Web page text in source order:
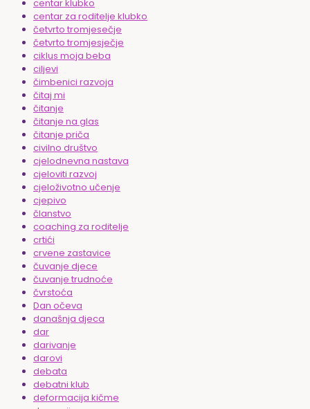
centar klubko
centar za roditelje klubko
četvrto tromjesečje
četvrto tromjesječje
ciklus moja beba
ciljevi
čimbenici razvoja
čitaj mi
čitanje
čitanje na glas
čitanje priča
civilno društvo
cjelodnevna nastava
cjeloviti razvoj
cjeloživotno učenje
cjepivo
članstvo
coaching za roditelje
crtići
crvene zastavice
čuvanje djece
čuvanje trudnoće
čvrstoća
Dan očeva
današnja djeca
dar
darivanje
darovi
debata
debatni klub
deformacija kičme